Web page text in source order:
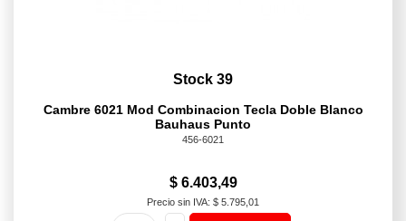
Stock 39
Cambre 6021 Mod Combinacion Tecla Doble Blanco
Bauhaus Punto
456-6021
$ 6.403,49
Precio sin IVA: $ 5.795,01